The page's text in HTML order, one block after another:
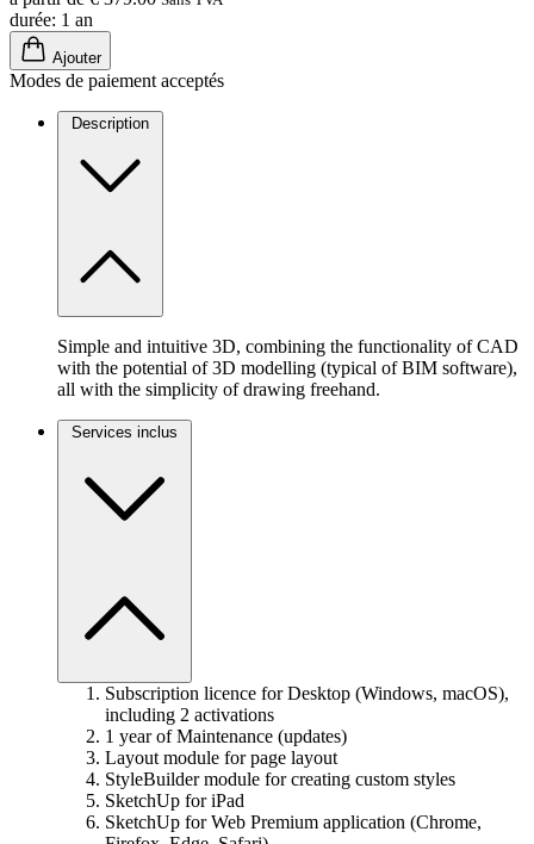
durée: 1 an
Ajouter
Modes de paiement acceptés
Description
Simple and intuitive 3D, combining the functionality of CAD
with the potential of 3D modelling (typical of BIM software),
all with the simplicity of drawing freehand.
Services inclus
Subscription licence for Desktop (Windows, macOS),
including 2 activations
1 year of Maintenance (updates)
Layout module for page layout
StyleBuilder module for creating custom styles
SketchUp for iPad
SketchUp for Web Premium application (Chrome,